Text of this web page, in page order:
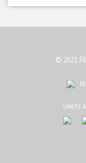
© 2021
ÚNETE